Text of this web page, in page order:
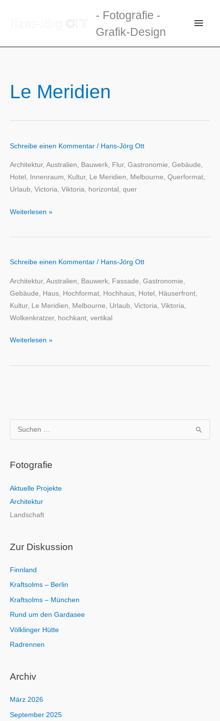
Inhalt
- Fotografie -
Grafik-Design
Le Meridien
Schreibe einen Kommentar / Hans-Jörg Ott
Architektur, Australien, Bauwerk, Flur, Gastronomie, Gebäude,
Hotel, Innenraum, Kultur, Le Meridien, Melbourne, Querformat,
Urlaub, Victoria, Viktoria, horizontal, quer
Weiterlesen »
Schreibe einen Kommentar / Hans-Jörg Ott
Architektur, Australien, Bauwerk, Fassade, Gastronomie,
Gebäude, Haus, Hochformat, Hochhaus, Hotel, Häuserfront,
Kultur, Le Meridien, Melbourne, Urlaub, Victoria, Viktoria,
Wolkenkratzer, hochkant, vertikal
Weiterlesen »
u
h
n
n
a
h
Fotografie
Aktuelle Projekte
Architektur
Landschaft
Zur Diskussion
Finnland
Kraftsolms – Berlin
Kraftsolms – München
Rund um den Gardasee
Völklinger Hütte
Radrennen
Archiv
März 2026
September 2025